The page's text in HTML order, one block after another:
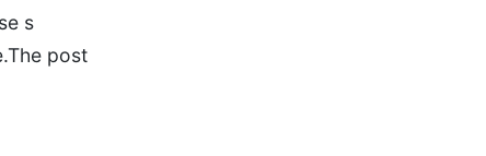
s
post